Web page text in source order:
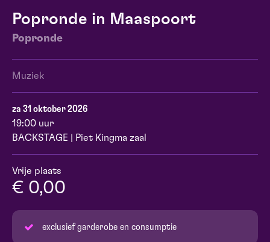
Popronde in Maaspoort
Popronde
Muziek
za 31 oktober 2026
19:00 uur
BACKSTAGE | Piet Kingma zaal
Vrije plaats
€ 0,00
exclusief garderobe en consumptie